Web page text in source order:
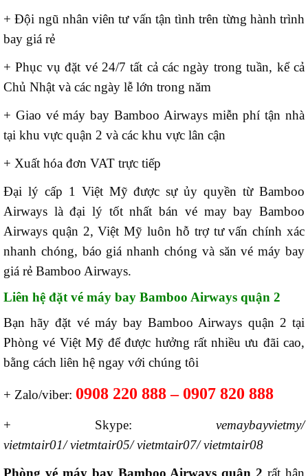
+ Đội ngũ nhân viên tư vấn tận tình trên từng hành trình
bay giá rẻ
+ Phục vụ đặt vé 24/7 tất cả các ngày trong tuần, kể cả
Chủ Nhật và các ngày lễ lớn trong năm
+ Giao vé máy bay Bamboo Airways miễn phí tận nhà
tại khu vực quận 2 và các khu vực lân cận
+ Xuất hóa đơn VAT trực tiếp
Đại lý cấp 1 Việt Mỹ được sự ủy quyền từ Bamboo
Airways là đại lý tốt nhất bán vé may bay Bamboo
Airways quận 2, Việt Mỹ luôn hỗ trợ tư vấn chính xác
nhanh chóng, báo giá nhanh chóng và săn vé máy bay
giá rẻ Bamboo Airways.
Liên hệ đặt vé máy bay Bamboo Airways quận 2
Bạn hãy đặt vé máy bay Bamboo Airways quận 2 tại
Phòng vé Việt Mỹ để được hưởng rất nhiều ưu đãi cao,
bằng cách liên hệ ngay với chúng tôi
+ Zalo/viber: 0908 220 888 – 0907 820 888
+ Skype: vemaybayvietmy/
vietmtair01/ vietmtair05/ vietmtair07/ vietmtair08
Phòng vé máy bay Bamboo Airways quận 2 rất hân